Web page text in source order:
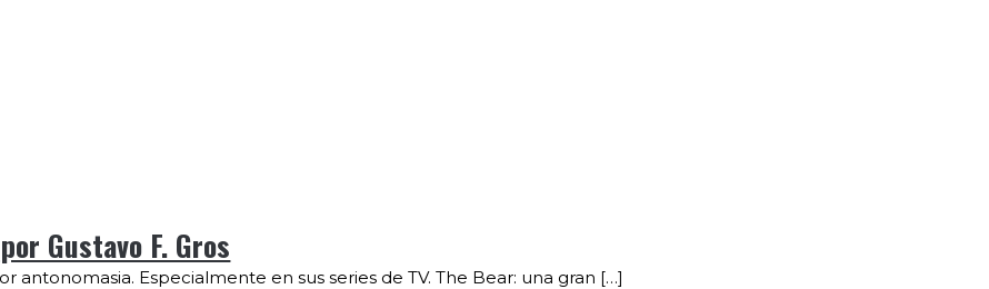
Gustavo F. Gros
antonomasia. Especialmente en sus series de TV. The Bear: una gran […]